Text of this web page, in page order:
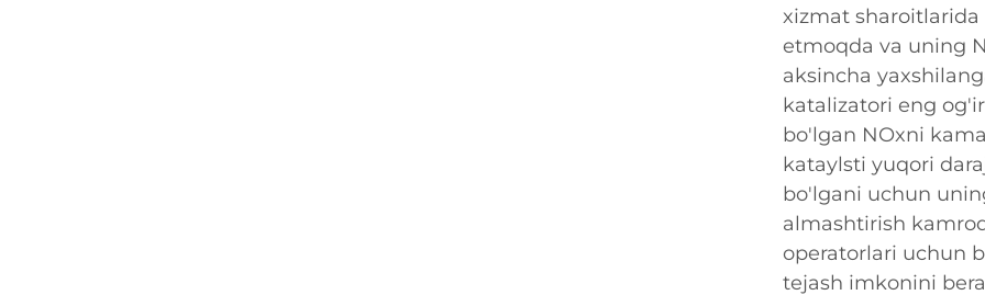
xizmat
etmoqda va uning
aksincha
katalizatori eng
bo'lgan NOxni
kataylsti yuqori
bo'lgani uchun
almashtirish
operatorlari uchun
tejash imkonini